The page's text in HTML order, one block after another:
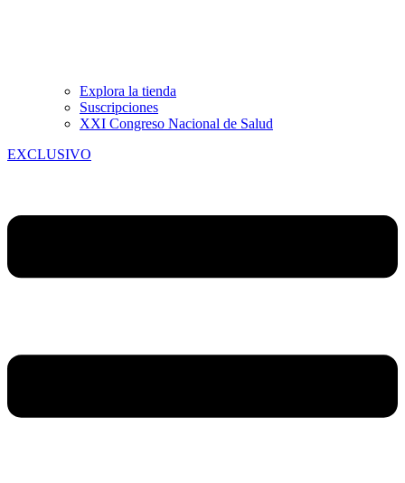
Explora la tienda
Suscripciones
XXI Congreso Nacional de Salud
EXCLUSIVO